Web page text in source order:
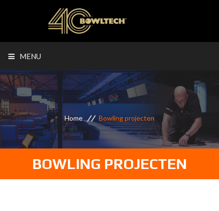
MENU
Home Bowling projecten
BOWLING PROJECTEN